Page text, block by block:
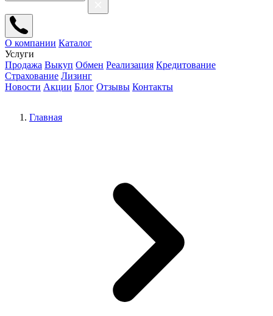
О компании Каталог
Услуги
Продажа Выкуп Обмен Реализация Кредитование
Страхование Лизинг
Новости Акции Блог Отзывы Контакты
Главная